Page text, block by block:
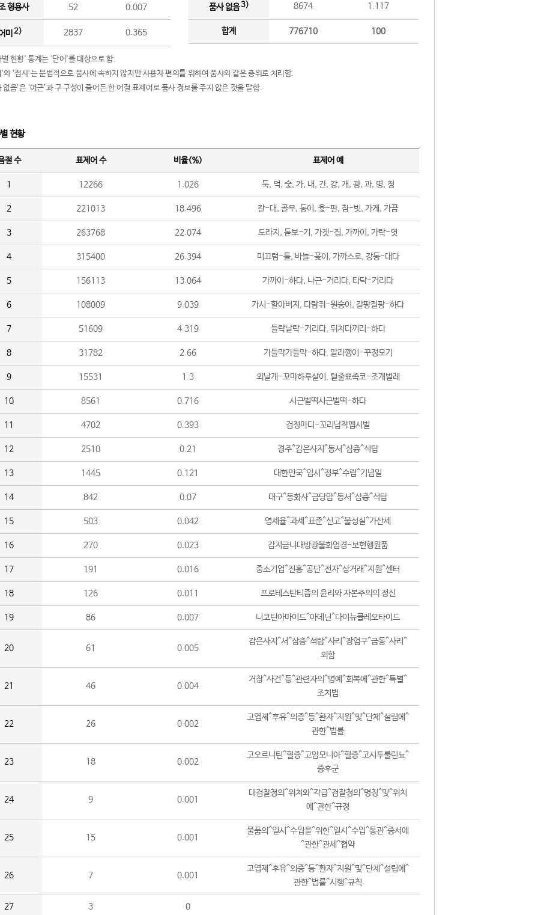
형용사 52 0.007
미 2) 2837 0.365
품사 없음3) 8674 1.117
합계 776710 100
현황' 통계는 '단어'를 대상으로 함.
와 ‘접사’는 문법적으로 품사에 속하지 않지만 사용자 편의를 위하여 품사와 같은 층위로 처리함.
없음’은 ‘어근’과 구 구성이 줄어든 한 어절 표제어로 품사 정보를 주지 않은 것을 말함.
현황
절 수 표제어 수 비율(%) 표제어 예
1 12266 1.026 둑, 먹, 숯, 가, 내, 간, 강, 개, 광, 과, 명, 청
2 221013 18.496 갈-대, 골무, 동이, 윷-판, 참-빗, 가게, 가끔
3 263768 22.074 도라지, 돋보-기, 가겟-집, 가까이, 가락-엿
4 315400 26.394 미끄럼-틀, 바늘-꽂이, 가까스로, 강동-대다
5 156113 13.064 가까이-하다, 나근-거리다, 타닥-거리다
6 108009 9.039 가시-할아버지, 다람쥐-원숭이, 갈팡질팡-하다
7 51609 4.319 들락날락-거리다, 뒤치다꺼리-하다
8 31782 2.66 가들막가들막-하다, 말라깽이-꾸정모기
9 15531 1.3 외날개-꼬마하루살이, 털줄뾰족코-조개벌레
10 8561 0.716 시근벌떡시근벌떡-하다
11 4702 0.393 검정마디-꼬리납작맵시벌
12 2510 0.21 경주^감은사지^동서^삼층^석탑
13 1445 0.121 대한민국^임시^정부^수립^기념일
14 842 0.07 대구^동화사^금당암^동서^삼층^석탑
15 503 0.042 영세율^과세^표준^신고^불성실^가산세
16 270 0.023 감지금니대방광불화엄경-보현행원품
17 191 0.016 중소기업^진흥^공단^전자^상거래^지원^센터
18 126 0.011 프로테스탄티즘의 윤리와 자본주의의 정신
19 86 0.007 니코틴아마이드^아데닌^다이뉴클레오타이드
20 61 0.005
감은사지^서^삼층^석탑^사리^장엄구^금동^사리^
외함
21 46 0.004
거창^사건^등^관련자의^명예^회복에^관한^특별^
조치법
22 26 0.002
고엽제^후유^의증^등^환자^지원^및^단체^설립에^
관한^법률
23 18 0.002
고오르니틴^혈증^고암모니아^혈증^고시투룰린뇨^
증후군
24 9 0.001
대검찰청의^위치와^각급^검찰청의^명칭^및^위치
에^관한^규정
25 15 0.001
물품의^일시^수입을^위한^일시^수입^통관^증서에
^관한^관세^협약
26 7 0.001
고엽제^후유^의증^등^환자^지원^및^단체^설립에^
관한^법률^시행^규칙
27 3 0